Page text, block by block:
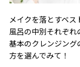
メイクを落とすベ
風呂の中別それぞれ
基本のクレンジング
方を選んでみて！